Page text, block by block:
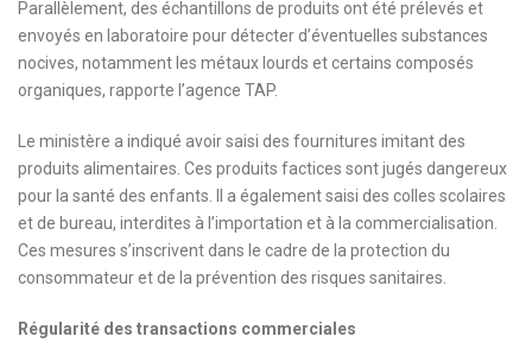
Parallèlement, des échantillons de produits ont été prélevés et
envoyés en laboratoire pour détecter d’éventuelles substances
nocives, notamment les métaux lourds et certains composés
organiques, rapporte l’agence TAP.
Le ministère a indiqué avoir saisi des fournitures imitant des
produits alimentaires. Ces produits factices sont jugés dangereux
pour la santé des enfants. Il a également saisi des colles scolaires
et de bureau, interdites à l’importation et à la commercialisation.
Ces mesures s’inscrivent dans le cadre de la protection du
consommateur et de la prévention des risques sanitaires.
Régularité des transactions commerciales